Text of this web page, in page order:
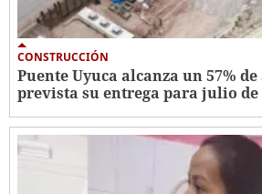
CONSTRUCCIÓN
Puente Uyuca alcanza un 57%
prevista su entrega para julio de